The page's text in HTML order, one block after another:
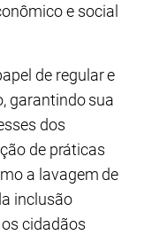
e social
de regular e
garantindo sua
dos
de práticas
a lavagem de
inclusão
cidadãos